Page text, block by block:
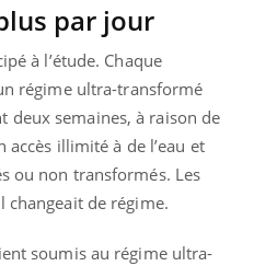
par jour
à l’étude. Chaque
régime ultra-transformé
deux semaines, à raison de
illimité à de l’eau et
ou non transformés. Les
changeait de régime.
soumis au régime ultra-